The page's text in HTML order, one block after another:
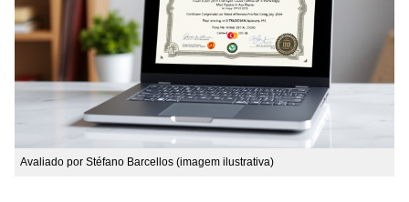
Avaliado por Stéfano Barcellos (imagem ilustrativa)